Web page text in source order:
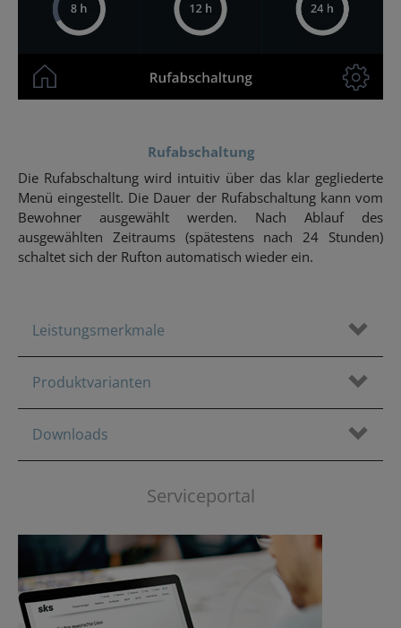
Rufabschaltung
Die Rufabschaltung wird intuitiv über das klar gegliederte
Menü eingestellt. Die Dauer der Rufabschaltung kann vom
Bewohner ausgewählt werden. Nach Ablauf des
ausgewählten Zeitraums (spätestens nach 24 Stunden)
schaltet sich der Rufton automatisch wieder ein.
Leistungsmerkmale
Produktvarianten
Downloads
Serviceportal